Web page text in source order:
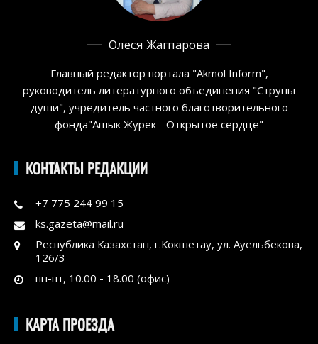
Олеся Жагпарова
Главный редактор портала "Akmol Inform",
руководитель литературного объединения "Струны
души", учредитель частного благотворительного
фонда"Ашык Журек - Открытое сердце"
КОНТАКТЫ РЕДАКЦИИ
+7 775 244 99 15
ks.gazeta@mail.ru
Республика Казахстан, г.Кокшетау, ул. Ауельбекова,
126/3
пн-пт, 10.00 - 18.00 (офис)
КАРТА ПРОЕЗДА